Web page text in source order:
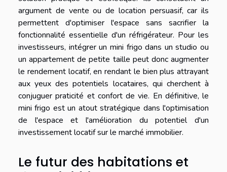
argument de vente ou de location persuasif, car ils
permettent d'optimiser l'espace sans sacrifier la
fonctionnalité essentielle d'un réfrigérateur. Pour les
investisseurs, intégrer un mini frigo dans un studio ou
un appartement de petite taille peut donc augmenter
le rendement locatif, en rendant le bien plus attrayant
aux yeux des potentiels locataires, qui cherchent à
conjuguer praticité et confort de vie. En définitive, le
mini frigo est un atout stratégique dans l'optimisation
de l'espace et l'amélioration du potentiel d'un
investissement locatif sur le marché immobilier.
Le futur des habitations et